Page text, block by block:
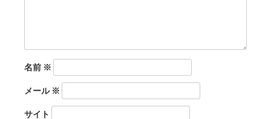
名前 ※
メール※
サイト